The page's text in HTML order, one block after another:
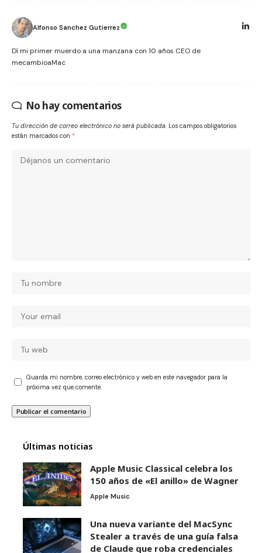
Alfonso Sanchez Gutierrez
Dí mi primer muerdo a una manzana con 10 años CEO de
mecambioaMac
No hay comentarios
Tu dirección de correo electrónico no será publicada. Los campos obligatorios
están marcados con *
Guarda mi nombre, correo electrónico y web en este navegador para la
próxima vez que comente.
Últimas noticias
Apple Music Classical celebra los
150 años de «El anillo» de Wagner
Apple Music
Una nueva variante del MacSync
Stealer a través de una guía falsa
de Claude que roba credenciales